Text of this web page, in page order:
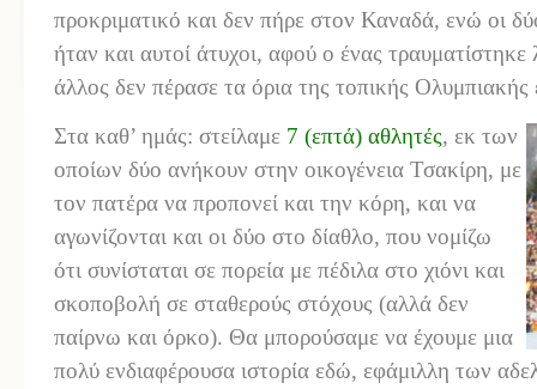
προκριματικό και δεν πήρε στον Καναδά, ενώ οι
ήταν και αυτοί άτυχοι, αφού ο ένας
άλλος δεν πέρασε τα όρια της τοπικής Ολυμπιακής
Στα καθ’ ημάς: στείλαμε 7 (επτά) αθλητές, εκ των
οποίων δύο ανήκουν στην οικογένεια Τσακίρη, με
τον πατέρα να προπονεί και την κόρη, και να
αγωνίζονται και οι δύο στο δίαθλο, που νομίζω
ότι συνίσταται σε πορεία με πέδιλα στο χιόνι και
σκοποβολή σε σταθερούς στόχους (αλλά δεν
παίρνω και όρκο). Θα μπορούσαμε να έχουμε μια
πολύ ενδιαφέρουσα ιστορία εδώ, εφάμιλλη των